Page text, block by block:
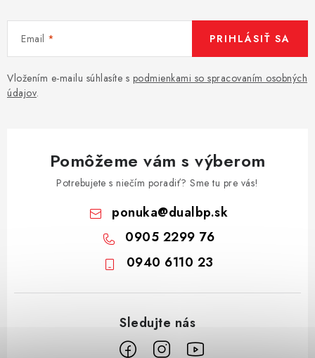
Email
Vložením e-mailu súhlasíte s podmienkami so spracovaním osobných
údajov.
PRIHLÁSIŤ SA
Pomôžeme vám s výberom
Potrebujete s niečím poradiť? Sme tu pre vás!
ponuka@dualbp.sk
0905 2299 76
0940 6110 23